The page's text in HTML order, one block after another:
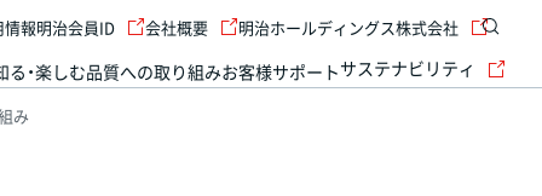
る・楽しむ品質への取り組みお客様サポートサステナビリティ
情報明治会員ID 会社概要 明治ホールディングス株式会社
み